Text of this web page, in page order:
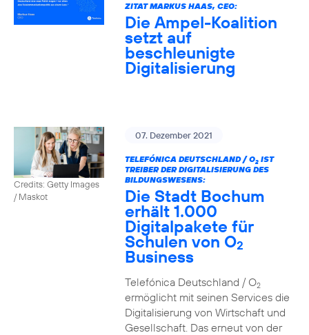
ZITAT MARKUS HAAS, CEO:
Die Ampel-Koalition
setzt auf
beschleunigte
Digitalisierung
Credits: Getty Images
/ Maskot
07. Dezember 2021
TELEFÓNICA DEUTSCHLAND / O2IST
TREIBER DER DIGITALISIERUNG DES
BILDUNGSWESENS:
Die Stadt Bochum
erhält 1.000
Digitalpakete für
Schulen von O2
Business
Telefónica Deutschland / O2
ermöglicht mit seinen Services die
Digitalisierung von Wirtschaft und
Gesellschaft. Das erneut von der